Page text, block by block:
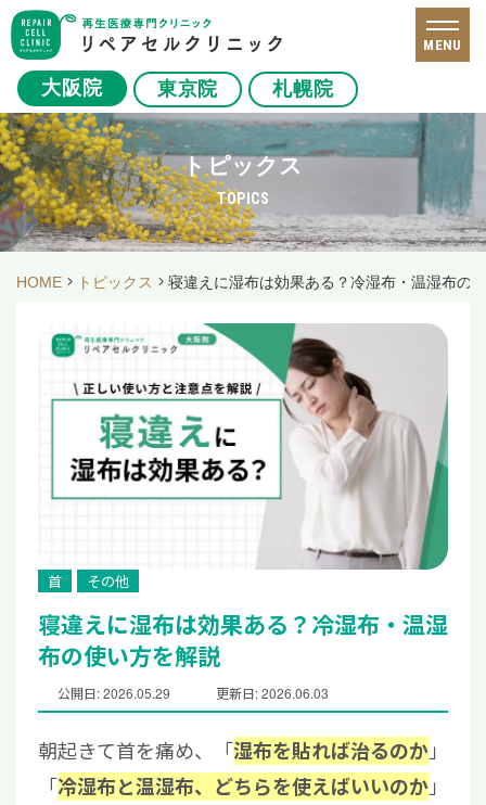
大阪院 東京院 札幌院
MENU
トピックス
TOPICS
HOME トピックス 寝違えに湿布は効果ある？冷湿布・温湿布の
首 その他
寝違えに湿布は効果ある？冷湿布・温湿
布の使い方を解説
公開日: 2026.05.29 更新日: 2026.06.03
朝起きて首を痛め、「湿布を貼れば治るのか」
「冷湿布と温湿布、どちらを使えばいいのか」